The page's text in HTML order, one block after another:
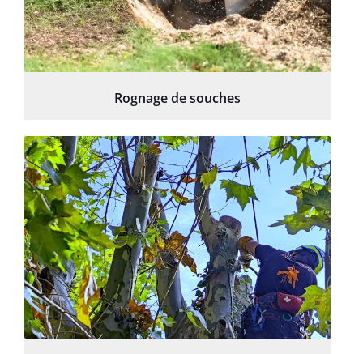
Rognage de souches